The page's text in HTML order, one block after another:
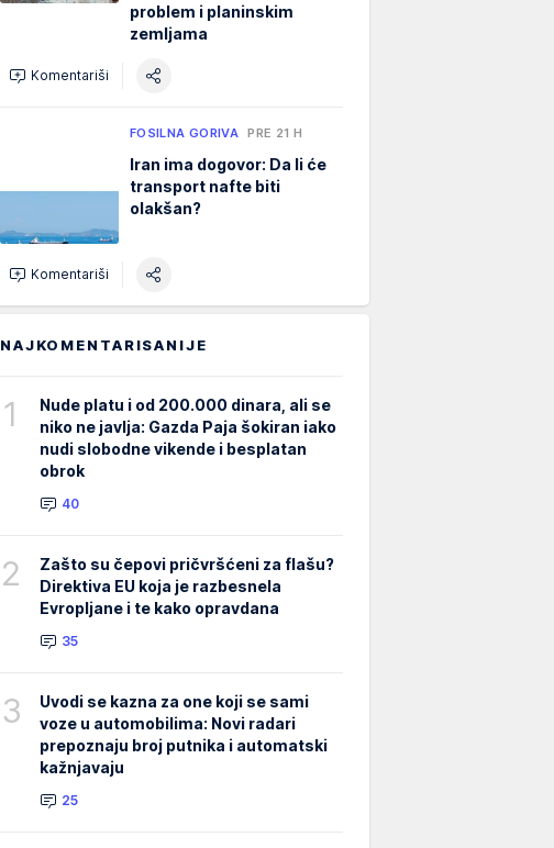
problem i planinskim
zemljama
Komentariši
FOSILNA GORIVA PRE 21 H
Iran ima dogovor: Da li će
transport nafte biti
olakšan?
Komentariši
NAJKOMENTARISANIJE
1
Nude platu i od 200.000 dinara, ali se
niko ne javlja: Gazda Paja šokiran iako
nudi slobodne vikende i besplatan
obrok
40
2
Zašto su čepovi pričvršćeni za flašu?
Direktiva EU koja je razbesnela
Evropljane i te kako opravdana
35
3
Uvodi se kazna za one koji se sami
voze u automobilima: Novi radari
prepoznaju broj putnika i automatski
kažnjavaju
25